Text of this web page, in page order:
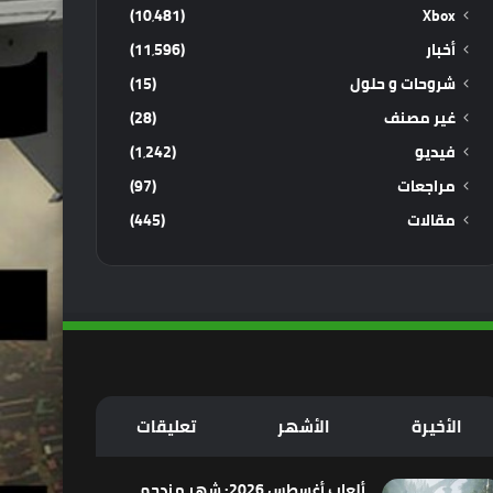
Xbox
(10٬481)
أخبار
(11٬596)
شروحات و حلول
(15)
غير مصنف
(28)
فيديو
(1٬242)
مراجعات
(97)
مقالات
(445)
الأخيرة الأشهر تعليقات